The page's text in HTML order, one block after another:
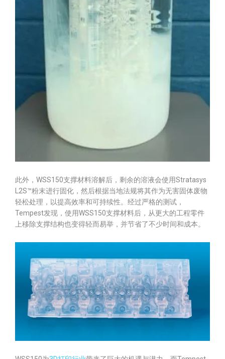
此外，WSS150支撑材料溶解后，剩余的溶液会使用Stratasys
L2S™粉末进行固化，然后根据当地法规将其作为无害固体废物
轻松处理，以提高效率和可持续性。经过严格的测试，
Tempest发现，使用WSS150支撑材料后，从更大的工程零件
上移除支撑结构也变得轻而易举，并节省了不少时间和成本。